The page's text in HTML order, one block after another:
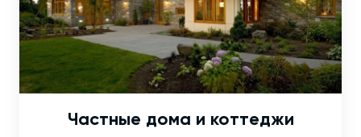
Частные дома и коттеджи